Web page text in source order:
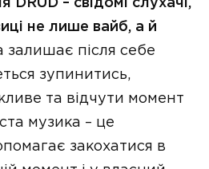
DRUD – свідомі слухачі,
не лише вайб, а й
залишає після себе
зупинитись,
та відчути момент
музика – це
закохатися в